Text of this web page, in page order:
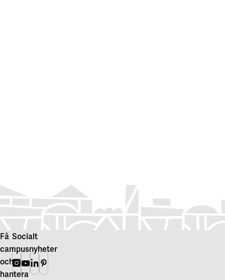
Få
campusnyheter
och
hantera
Socialt
Instagram
Youtube
Linkedin
Pinterest